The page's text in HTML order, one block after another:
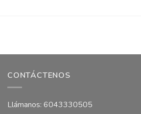
CONTÁCTENOS
Llámanos: 6043330505